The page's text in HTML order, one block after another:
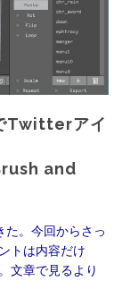
Twitterアイ
and
た。今回からさっ
トは内容だけ
文章で見るより